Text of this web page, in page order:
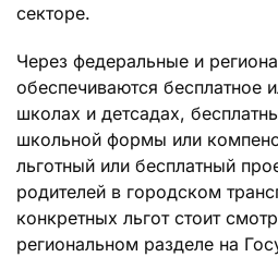
секторе.
Через федеральные и
обеспечиваются бесплатное
школах и детсадах,
школьной формы или
льготный или бесплатный
родителей в городском
конкретных льгот стоит
региональном разделе на